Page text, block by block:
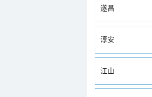
遂昌
淳安
江山